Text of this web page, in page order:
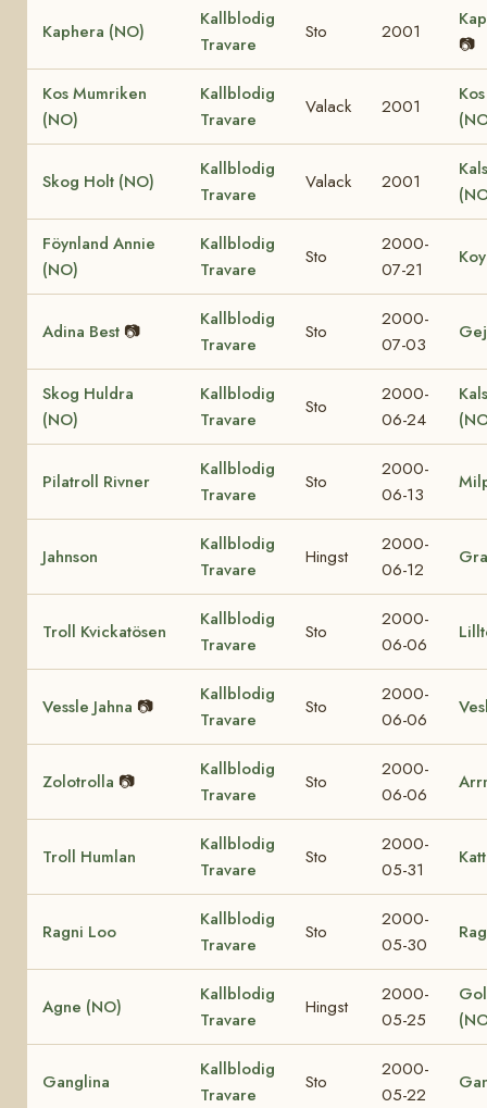
Kaphera (NO)
Kallblodig
Travare
Sto 2001
📷
Kos Mumriken
(NO)
Kallblodig
Travare
Valack 2001
Skog Holt (NO)
Kallblodig
Travare
Valack 2001
Föynland Annie
(NO)
Kallblodig
Travare
Sto
2000-
07-21
Adina Best 📷
Kallblodig
Travare
Sto
2000-
07-03
Skog Huldra
(NO)
Kallblodig
Travare
Sto
2000-
06-24
Pilatroll Rivner
Kallblodig
Travare
Sto
2000-
06-13
Jahnson
Kallblodig
Travare
Hingst
2000-
06-12
Troll Kvickatösen
Kallblodig
Travare
Sto
2000-
06-06
Vessle Jahna 📷
Kallblodig
Travare
Sto
2000-
06-06
Zolotrolla 📷
Kallblodig
Travare
Sto
2000-
06-06
Troll Humlan
Kallblodig
Travare
Sto
2000-
05-31
Ragni Loo
Kallblodig
Travare
Sto
2000-
05-30
Agne (NO)
Kallblodig
Travare
Hingst
2000-
05-25
Ganglina
Kallblodig
Travare
Sto
2000-
05-22